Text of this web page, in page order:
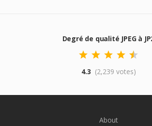
Degré de qualité JPEG à
4.3 (2,239 votes)
About